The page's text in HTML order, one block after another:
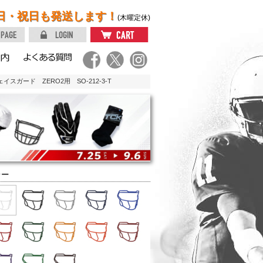
・祝日も発送します！ (木曜定休)
イスガード ZERO2用 SO-212-3-T